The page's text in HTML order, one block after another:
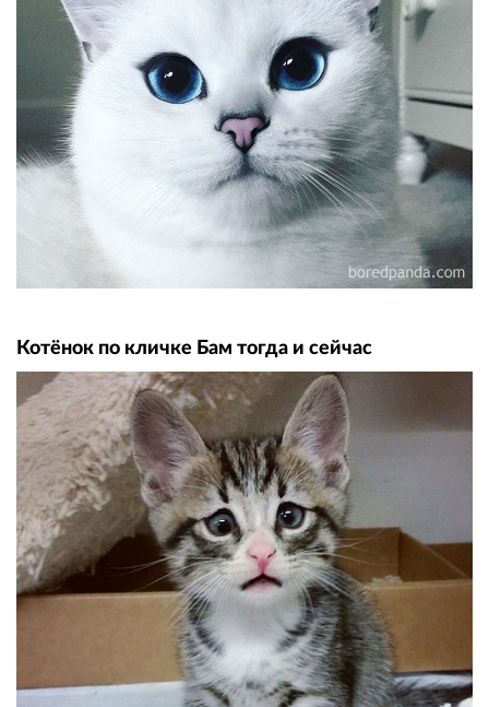
Котёнок по кличке Бам тогда и сейчас